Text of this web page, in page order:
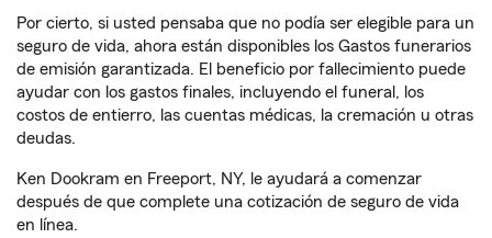
Por cierto, si usted pensaba que no podía ser elegible para un
seguro de vida, ahora están disponibles los Gastos funerarios
de emisión garantizada. El beneficio por fallecimiento puede
ayudar con los gastos finales, incluyendo el funeral, los
costos de entierro, las cuentas médicas, la cremación u otras
deudas.
Ken Dookram en Freeport, NY, le ayudará a comenzar
después de que complete una cotización de seguro de vida
en línea.